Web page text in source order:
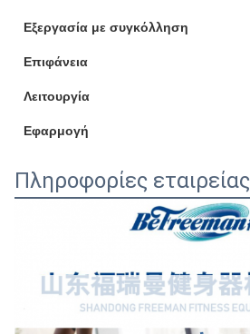
Εξεργασία με συγκόλληση
Επιφάνεια
Λειτουργία
Εφαρμογή
Πληροφορίες εταιρείας